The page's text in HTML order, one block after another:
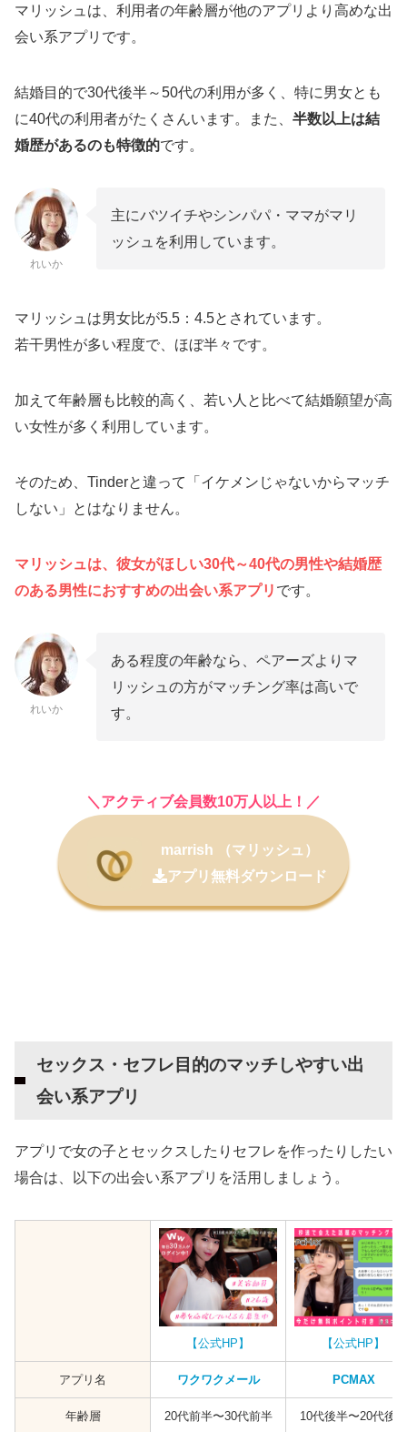
マリッシュは、利用者の年齢層が他のアプリより高めな出
会い系アプリです。
結婚目的で30代後半～50代の利用が多く、特に男女とも
に40代の利用者がたくさんいます。また、 半数以上は結
婚歴があるのも特徴的です。
れいか
主にバツイチやシンパパ・ママがマリ
ッシュを利用しています。
マリッシュは男女比が5.5：4.5とされています。
若干男性が多い程度で、ほぼ半々です。
加えて年齢層も比較的高く、若い人と比べて結婚願望が高
い女性が多く利用しています。
そのため、Tinderと違って「イケメンじゃないからマッチ
しない」とはなりません。
マリッシュは、彼女がほしい30代～40代の男性や結婚歴
のある男性におすすめの出会い系アプリ です。
れいか
ある程度の年齢なら、ペアーズよりマ
リッシュの方がマッチング率は高いで
す。
＼アクティブ会員数10万人以上！／
marrish （マリッシュ）
アプリ無料ダウンロード
セックス・セフレ目的のマッチしやすい出
会い系アプリ
アプリで女の子とセックスしたりセフレを作ったりしたい
場合は、以下の出会い系アプリを活用しましょう。
【公式HP】 【公式HP】
アプリ名 ワクワクメール PCMAX
年齢層 20代前半〜30代前半 10代後半〜20代後半